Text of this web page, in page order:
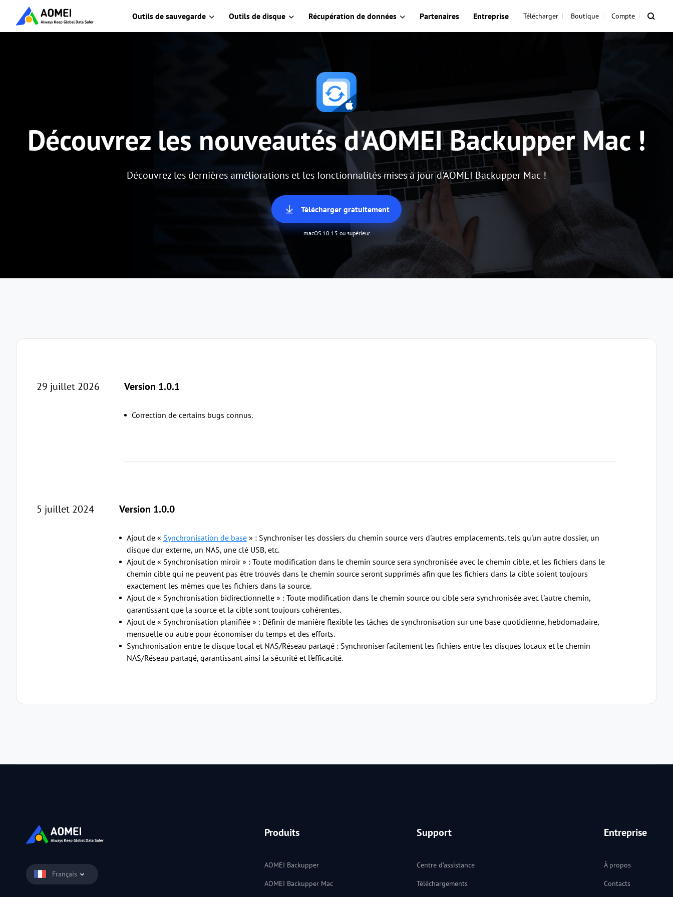
Outils de sauvegarde Outils de disque Récupération de données Partenaires Entreprise Télécharger Boutique Compte
Découvrez les nouveautés d'AOMEI Backupper Mac !
Découvrez les dernières améliorations et les fonctionnalités mises à jour d'AOMEI Backupper Mac !
Télécharger gratuitement
macOS 10.15 ou supérieur
29 juillet 2026 Version 1.0.1
Correction de certains bugs connus.
5 juillet 2024 Version 1.0.0
Ajout de « Synchronisation de base» : Synchroniser les dossiers du chemin source vers d'autres emplacements, tels qu'un autre dossier, un
disque dur externe, un NAS, une clé USB, etc.
Ajout de « Synchronisation miroir » : Toute modification dans le chemin source sera synchronisée avec le chemin cible, et les fichiers dans le
chemin cible qui ne peuvent pas être trouvés dans le chemin source seront supprimés afin que les fichiers dans la cible soient toujours
exactement les mêmes que les fichiers dans la source.
Ajout de « Synchronisation bidirectionnelle » : Toute modification dans le chemin source ou cible sera synchronisée avec l'autre chemin,
garantissant que la source et la cible sont toujours cohérentes.
Ajout de « Synchronisation planifiée » : Définir de manière flexible les tâches de synchronisation sur une base quotidienne, hebdomadaire,
mensuelle ou autre pour économiser du temps et des efforts.
Synchronisation entre le disque local et NAS/Réseau partagé : Synchroniser facilement les fichiers entre les disques locaux et le chemin
NAS/Réseau partagé, garantissant ainsi la sécurité et l'efficacité.
Français
Produits
AOMEI Backupper
AOMEI Backupper Mac
Support
Centre d’assistance
Téléchargements
Entreprise
À propos
Contacts